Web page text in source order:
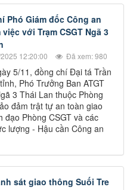
Phó Giám đốc Công an
với Trạm CSGT Ngã 3
12:20:00 Đã xem: 980
5/11, đồng chí Đại tá Trần
Phó Trưởng Ban ATGT
3 Thái Lan thuộc Phòng
đảm trật tự an toàn giao
đạo Phòng CSGT và các
lượng - Hậu cần Công an
sát giao thông Suối Tre